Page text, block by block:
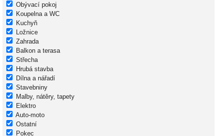
Obývací pokoj
Koupelna a WC
Kuchyň
Ložnice
Zahrada
Balkon a terasa
Střecha
Hrubá stavba
Dílna a nářadí
Stavebniny
Malby, nátěry, tapety
Elektro
Auto-moto
Ostatní
Pokec